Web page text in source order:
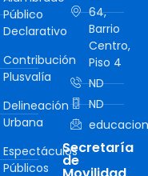
Público
Declarativo
Contribución
Plusvalía
Delineación
Urbana
Espectáculos
Públicos
64,
Barrio
Centro,
Piso 4
ND
ND
Secretaría
de